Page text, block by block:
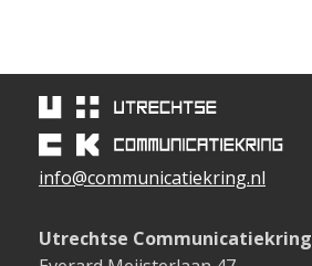
info@communicatiekring.nl
Utrechtse Communicatiekring